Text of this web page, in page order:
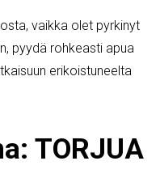
vaikka olet pyrkinyt
pyydä rohkeasti apua
erikoistuneelta
TORJUA